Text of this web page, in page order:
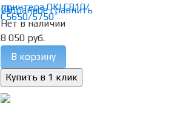
избранное сравнить
(0)
Нет в наличии
8 050 руб.
В корзину